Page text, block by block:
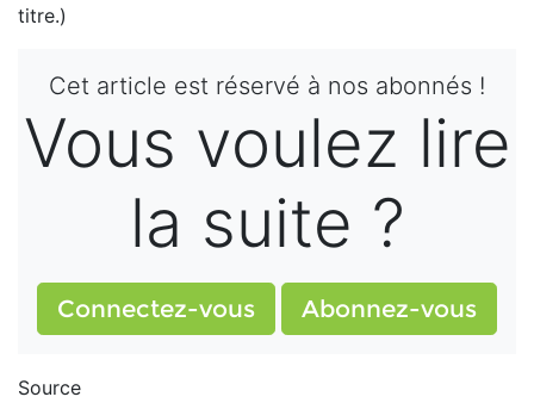
titre.)
Cet article est réservé à nos abonnés !
Vous voulez lire
la suite ?
Connectez-vous Abonnez-vous
Source